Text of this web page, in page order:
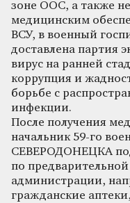
зоне ООС, а также
медицинским
ВСУ, в военный
доставлена партия
вирус на ранней
коррупция и
борьбе с
инфекции.
После получения
начальник 59-го
СЕВЕРОДОНЕЦКА
по
администрации,
гражданские